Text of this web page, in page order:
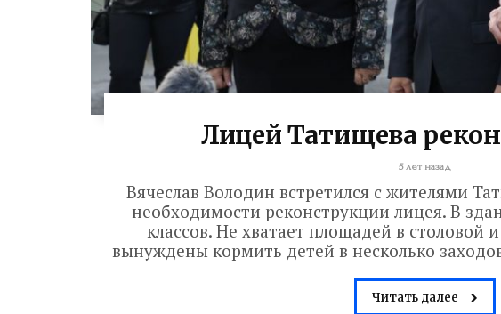
Лицей Татищева
5 лет назад
Вячеслав Володин встретился с жителями
необходимости реконструкции лицея. В
классов. Не хватает площадей в столовой
вынуждены кормить детей в несколько
Читать далее